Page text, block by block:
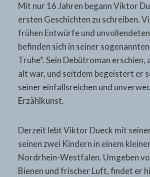
Mit nur 16 Jahren begann Viktor
ersten Geschichten zu schreiben.
frühen Entwürfe und
befinden sich in seiner
Truhe“. Sein Debütroman erschien,
alt war, und seitdem begeistert er
seiner einfallsreichen und
Erzählkunst.
Derzeit lebt Viktor Dueck mit
seinen zwei Kindern in einem
Nordrhein-Westfalen. Umgeben
Bienen und frischer Luft, findet er